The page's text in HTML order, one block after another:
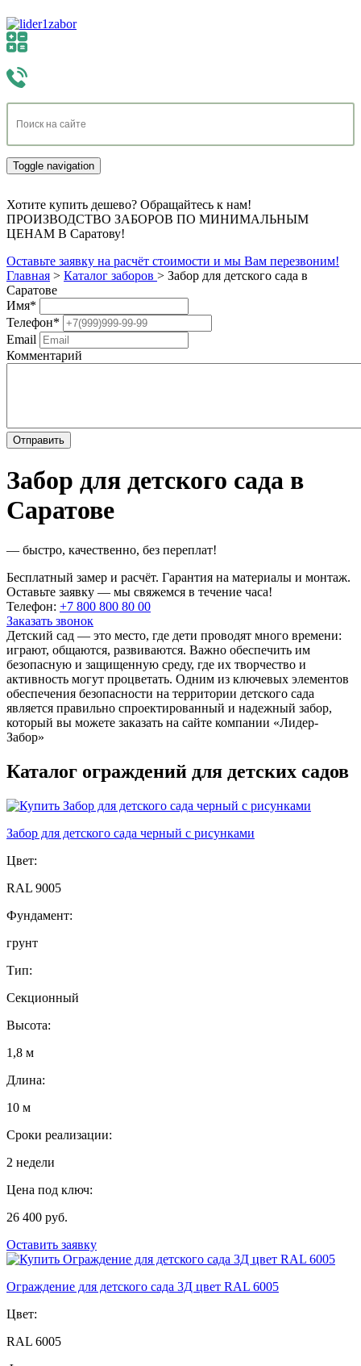
Toggle navigation
Хотите купить дешево? Обращайтесь к нам!
ПРОИЗВОДСТВО ЗАБОРОВ ПО МИНИМАЛЬНЫМ
ЦЕНАМ В Саратову!
Оставьте заявку на расчёт стоимости и мы Вам перезвоним!
Главная > Каталог заборов > Забор для детского сада в
Саратове
Имя*
Телефон*
Email
Комментарий
Забор для детского сада в
Саратове
— быстро, качественно, без переплат!
Бесплатный замер и расчёт. Гарантия на материалы и монтаж.
Оставьте заявку — мы свяжемся в течение часа!
Телефон: +7 800 800 80 00
Заказать звонок
Детский сад — это место, где дети проводят много времени:
играют, общаются, развиваются. Важно обеспечить им
безопасную и защищенную среду, где их творчество и
активность могут процветать. Одним из ключевых элементов
обеспечения безопасности на территории детского сада
является правильно спроектированный и надежный забор,
который вы можете заказать на сайте компании «Лидер-
Забор»
Каталог ограждений для детских садов
Забор для детского сада черный с рисунками
Цвет:
RAL 9005
Фундамент:
грунт
Тип:
Секционный
Высота:
1,8 м
Длина:
10 м
Сроки реализации:
2 недели
Цена под ключ:
26 400 руб.
Оставить заявку
Ограждение для детского сада 3Д цвет RAL 6005
Цвет:
RAL 6005